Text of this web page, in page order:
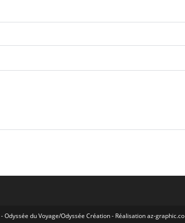
Odyssée du Voyage/Odyssée Création- Réalisationaz-